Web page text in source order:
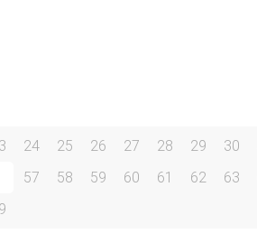
24 25 26 27 28 29 30
57 58 59 60 61 62 63